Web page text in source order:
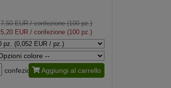
7,50 EUR/ confezione (100 pz.)
5,20 EUR / confezione (100 pz.)
confezione Aggiungi al carrello